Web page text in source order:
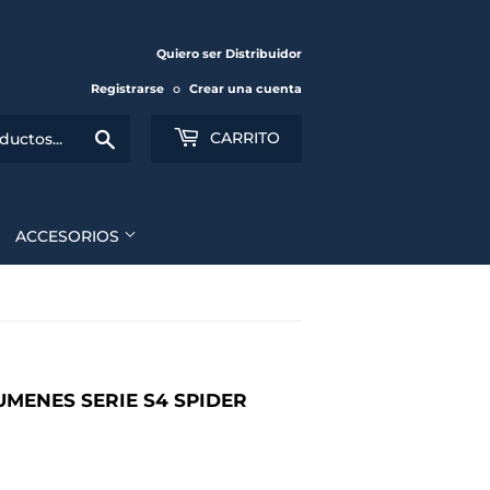
Quiero ser Distribuidor
Registrarse o Crear una cuenta
CARRITO
ACCESORIOS
SERIE S4 SPIDER